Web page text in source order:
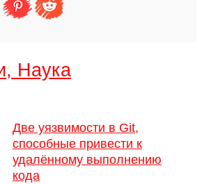
Наука
Две уязвимости в Git,
способные привести к
удалённому выполнению
кода